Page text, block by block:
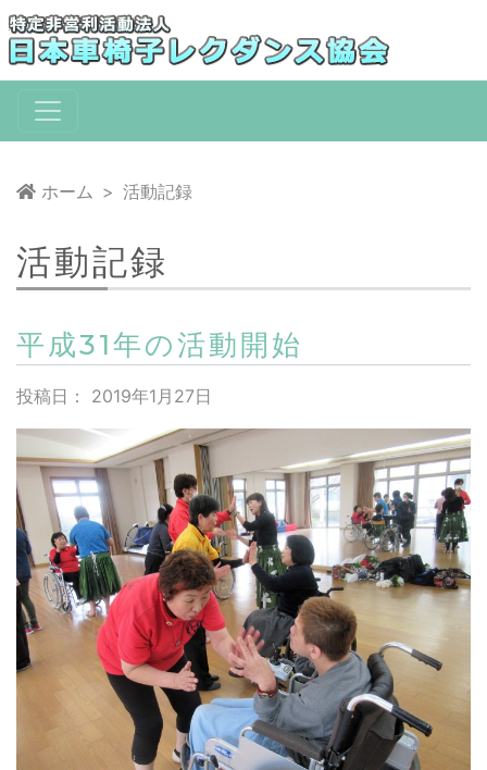
コ
ン
テ
ホーム 活動記録
活動記録
平成31年の活動開始
投稿日： 2019年1月27日